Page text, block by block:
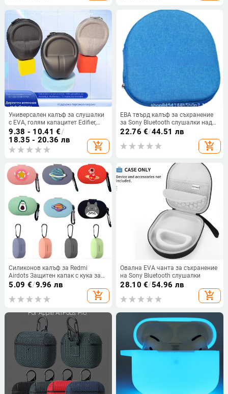
Универсален калъф за слушалки
с EVA, голям капацитет Edifier,
Sony Wireless Bluetooth, защитна
кутия Audio-Technica
9.38 - 10.41 €/
18.35 - 20.36 лв
add_shopping_cart
ЕВА твърд калъф за съхранение
за Sony Bluetooth слушалки над
ушите, удароустойчив, преносим
22.76 €/44.51 лв
add_shopping_cart
Силиконов калъф за Redmi
Airdots Защитен капак с кука за
Xiaomi Mi Redmi AirDots 2/1
зареждане на слушалки
5.09 €/9.96 лв
add_shopping_cart
Овална EVA чанта за съхранение
на Sony Bluetooth слушалки
28.10 €/54.96 лв
add_shopping_cart